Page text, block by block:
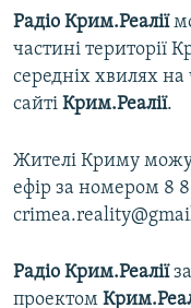
Радіо Крим.Реалії
частині території
середніх хвилях на
сайті Крим.Реалії.
Жителі Криму
ефір за номером 8
Радіо Крим.Реалії
проектом